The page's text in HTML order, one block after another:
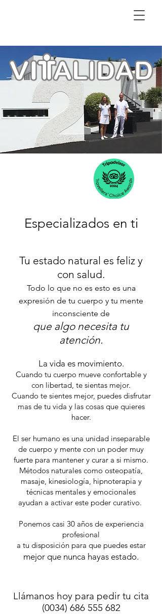
Especializados en ti
Tu estado natural es feliz y
con salud.
Todo lo que no es esto es una
expresión de tu cuerpo y tu mente
inconsciente de
que algo necesita tu
atención.
La vida es movimiento.
Cuando tu cuerpo mueve confortable y
con libertad, te sientas mejor.
Cuando te sientes mejor, puedes disfrutar
mas de tu vida y las cosas que quieres
hacer.
El ser humano es una unidad inseparable
de cuerpo y mente con un poder muy
fuerte para mantener y curar a si mismo.
Métodos naturales como osteopatía,
masaje, kinesiología, hipnoterapia y
técnicas mentales y emocionales
ayudan a activar este poder curativo.
Ponemos casi 30 años de experiencia
profesional
a tu disposición para que puedes estar
mejor que nunca hayas estado.
Llámanos hoy para pedir tu cita
(0034) 686 555 682